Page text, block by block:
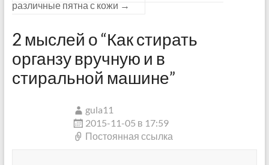
различные пятна с кожи →
2 мыслей о “Как стирать
органзу вручную и в
стиральной машине”
gula11
2015-11-05 в 17:59
Постоянная ссылка